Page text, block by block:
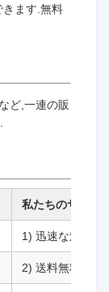
きます.無料
ど,一連の販
私たちのサービ
1) 迅速な対応
2) 送料無料のサ